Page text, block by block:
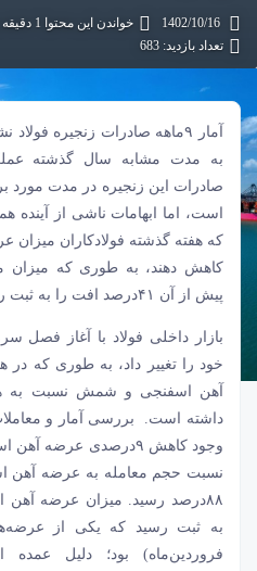
خواندن این محتوا 1 دقیقه و 52 ثانیه زمان می‌برد
تعداد بازدید: 683
آمار ۹ماهه صادرات زنجیره
به مدت مشابه سال گذشته
است، اما ابهامات ناشی از
که هفته گذشته فولادکاران میزان
کاهش دهند، به طوری که
پیش از آن ۴۱‌درصد افت را به ثبت رساند.
بازار داخلی فولاد با آغاز فصل
خود را تغییر داد، به طوری که در
آهن اسفنجی و شمش نسبت به
داشته است. بررسی آمار و
وجود کاهش ۹درصدی عرضه
نسبت حجم معامله به عرضه آهن
به ثبت رسید که یکی از
فروردین‌ماه) بود؛ دلیل